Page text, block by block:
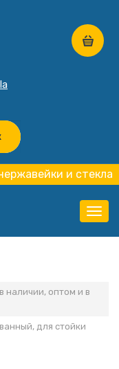
и стекла
наличии, оптом и в
для стойки